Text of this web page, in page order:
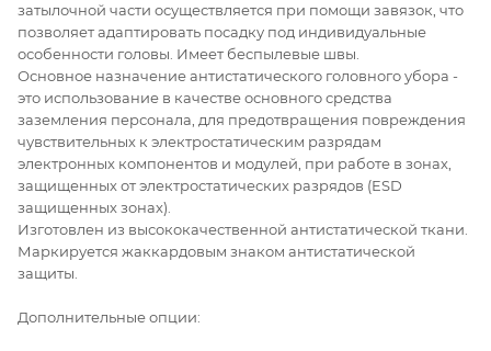
затылочной части осуществляется при помощи завязок, что
позволяет адаптировать посадку под индивидуальные
особенности головы. Имеет беспылевые швы.
Основное назначение антистатического головного убора -
это использование в качестве основного средства
заземления персонала, для предотвращения повреждения
чувствительных к электростатическим разрядам
электронных компонентов и модулей, при работе в зонах,
защищенных от электростатических разрядов (ESD
защищенных зонах).
Изготовлен из высококачественной антистатической ткани.
Маркируется жаккардовым знаком антистатической
защиты.
Дополнительные опции: